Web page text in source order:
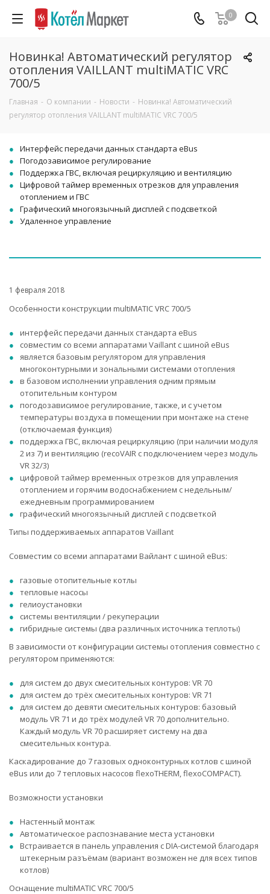
0
Новинка! Автоматический регулятор
отопления VAILLANT multiMATIC VRC
700/5
Главная - О компании - Новости - Новинка! Автоматический
регулятор отопления VAILLANT multiMATIC VRC 700/5
Интерфейc передачи данных стандарта eBus
Погодозависимое регулирование
Поддержка ГВС, включая рециркуляцию и вентиляцию
Цифровой таймер временных отрезков для управления
отоплением и ГВС
Графический многоязычный дисплей с подсветкой
Удаленное управление
1 февраля 2018
Особенности конструкции multiMATIC VRC 700/5
интерфейс передачи данных стандарта eBus
совместим со всеми аппаратами Vaillant с шиной eBus
является базовым регулятором для управления
многоконтурными и зональными системами отопления
в базовом исполнении управления одним прямым
отопительным контуром
погодозависимое регулирование, также, и с учетом
температуры воздуха в помещении при монтаже на стене
(отключаемая функция)
поддержка ГВС, включая рециркуляцию (при наличии модуля
2 из 7) и вентиляцию (recoVAIR с подключением через модуль
VR 32/3)
цифровой таймер временных отрезков для управления
отоплением и горячим водоснабжением с недельным/
ежедневным программированием
графический многоязычный дисплей с подсветкой
Типы поддерживаемых аппаратов Vaillant
Совместим со всеми аппаратами Вайлант с шиной eBus:
газовые отопительные котлы
тепловые насосы
гелиоустановки
системы вентиляции / рекуперации
гибридные системы (два различных источника теплоты)
В зависимости от конфигурации системы отопления совместно с
регулятором применяются:
для систем до двух смесительных контуров: VR 70
для систем до трёх смесительных контуров: VR 71
для систем до девяти смесительных контуров: базовый
модуль VR 71 и до трёх модулей VR 70 дополнительно.
Каждый модуль VR 70 расширяет систему на два
смесительных контура.
Каскадирование до 7 газовых одноконтурных котлов с шиной
eBus или до 7 тепловых наcосов flexoTHERM, flexoCOMPACT).
Возможности установки
Настенный монтаж
Автоматическое распознавание места установки
Встраивается в панель управления с DIA-системой благодаря
штекерным разъёмам (вариант возможен не для всех типов
котлов)
Оснащение multiMATIC VRC 700/5